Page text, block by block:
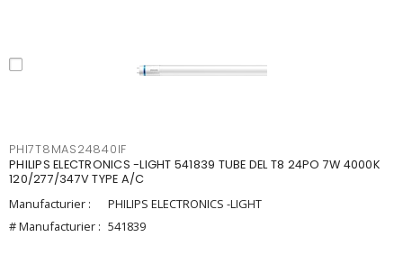
PHI7T8MAS24840IF
PHILIPS ELECTRONICS -LIGHT 541839 TUBE DEL T8 24PO 7W 4000K
120/277/347V TYPE A/C
Manufacturier :
PHILIPS ELECTRONICS -LIGHT
# Manufacturier : 541839